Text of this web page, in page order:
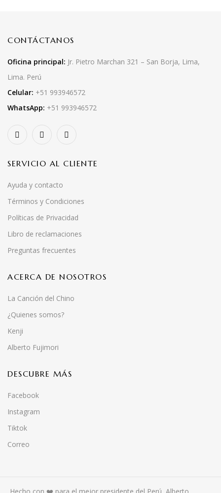
CONTÁCTANOS
Oficina principal: Jr. Pietro Marchan 321 – San Borja, Lima,
Lima. Perú
Celular: +51 993946572
WhatsApp: +51 993946572
SERVICIO AL CLIENTE
Ayuda y contacto
Términos y Condiciones
Políticas de Privacidad
Libro de reclamaciones
Preguntas frecuentes
ACERCA DE NOSOTROS
La Canción del Chino
¿Quienes somos?
Kenji
Alberto Fujimori
DESCUBRE MÁS
Facebook
Instagram
Tiktok
Correo